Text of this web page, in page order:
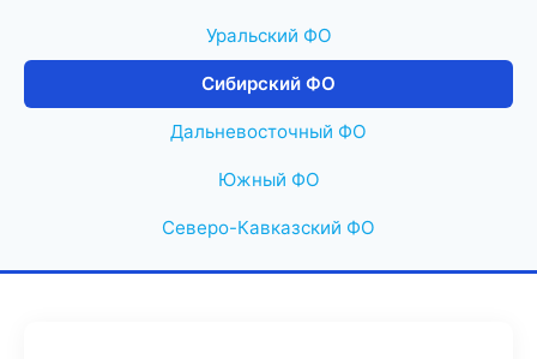
Уральский ФО
Сибирский ФО
Дальневосточный ФО
Южный ФО
Северо-Кавказский ФО